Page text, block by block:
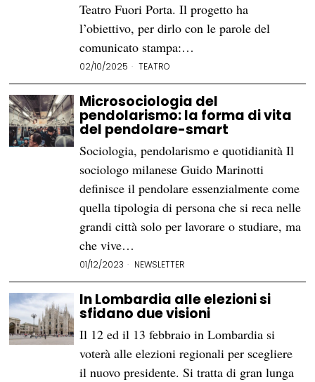
Teatro Fuori Porta. Il progetto ha
l’obiettivo, per dirlo con le parole del
comunicato stampa:…
02/10/2025 TEATRO
Microsociologia del
pendolarismo: la forma di vita
del pendolare-smart
Sociologia, pendolarismo e quotidianità Il
sociologo milanese Guido Marinotti
definisce il pendolare essenzialmente come
quella tipologia di persona che si reca nelle
grandi città solo per lavorare o studiare, ma
che vive…
01/12/2023 NEWSLETTER
In Lombardia alle elezioni si
sfidano due visioni
Il 12 ed il 13 febbraio in Lombardia si
voterà alle elezioni regionali per scegliere
il nuovo presidente. Si tratta di gran lunga